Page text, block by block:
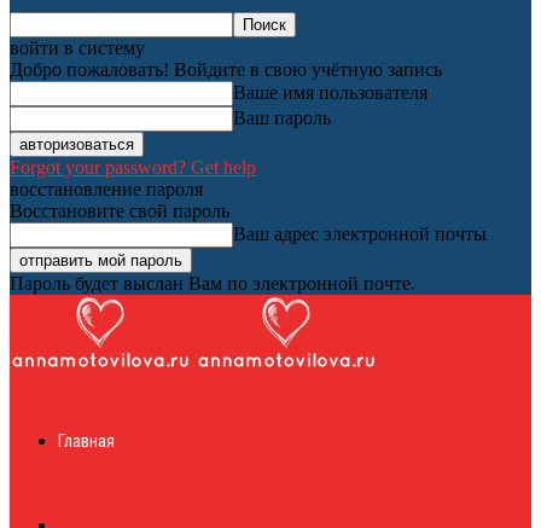
войти в систему
Добро пожаловать! Войдите в свою учётную запись
Ваше имя пользователя
Ваш пароль
Forgot your password? Get help
восстановление пароля
Восстановите свой пароль
Ваш адрес электронной почты
Пароль будет выслан Вам по электронной почте.
журналГлавная